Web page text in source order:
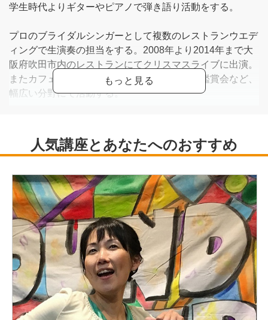
学生時代よりギターやピアノで弾き語り活動をする。
プロのブライダルシンガーとして複数のレストランウエデ
ィングで生演奏の担当をする。2008年より2014年まで大
阪府吹田市内のレストランにてクリスマスライブに出演。
またカフェのライブや音楽劇出演、学校芸術鑑賞会など、
幅広い分野にて活動する。
を学ぶ。Yoshi Blessed MusicのCD制作参加。ママゴスペ
ルライブ、子連れ歓迎イベント企画＆出演。英語の歌を取
中学高等学校の教諭一種免許状（英語）を取得していて、
英語の歌の発音のコツもお伝えしている。「Are you
alright」2018年など3作品CDリリース。ソロ弾き語りライ
ブやチームでの活動、2023年よりユニット
one.crossover『ビートボックスと歌』の編成も好評。
学校や商業施設、さまざまな音楽イベントや講師として活
動している。